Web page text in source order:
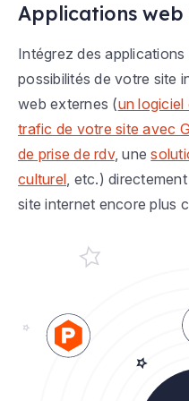
Applications web
Intégrez des
possibilités de votre site
web externes (un
trafic de votre site avec
de prise de rdv, une
culturel, etc.)
site internet encore plus